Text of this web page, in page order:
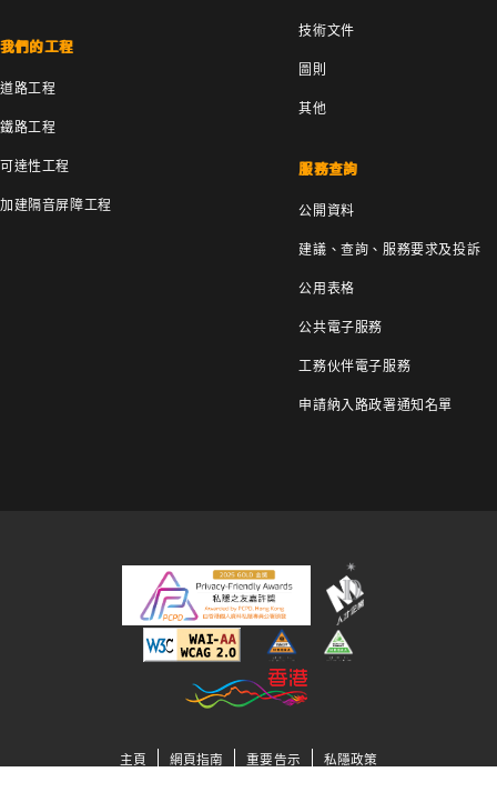
我們的工程
道路工程
鐵路工程
可達性工程
加建隔音屏障工程
技術文件
圖則
其他
服務查詢
公開資料
建議、查詢、服務要求及投訴
公用表格
公共電子服務
工務伙伴電子服務
申請納入路政署通知名單
主頁 網頁指南 重要告示
私隱政策